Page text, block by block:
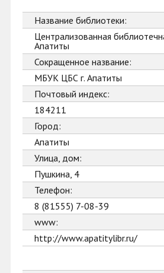
Название библиотеки:
Централизованная
Апатиты
Сокращенное название:
МБУК ЦБС г. Апатиты
Почтовый индекс:
184211
Город:
Апатиты
Улица, дом:
Пушкина, 4
Телефон:
8 (81555) 7-08-39
www:
http://www.apatitylibr.ru/